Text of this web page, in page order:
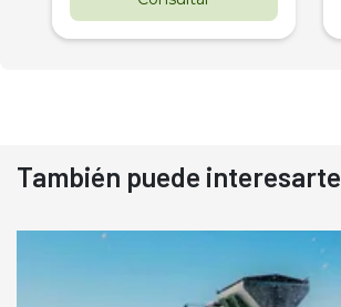
También puede interesarte